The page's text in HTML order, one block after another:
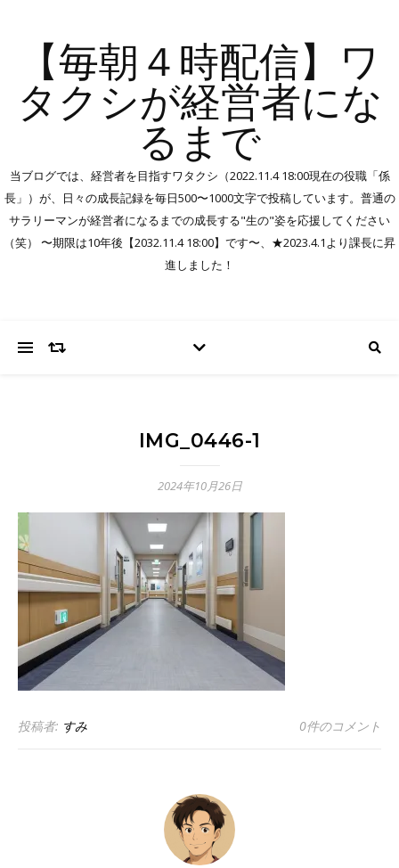
【毎朝４時配信】ワ
タクシが経営者にな
るまで
当ブログでは、経営者を目指すワタクシ（2022.11.4 18:00現在の役職「係
長」）が、日々の成長記録を毎日500〜1000文字で投稿しています。普通の
サラリーマンが経営者になるまでの成長する"生の"姿を応援してください
（笑） 〜期限は10年後【2032.11.4 18:00】です〜、★2023.4.1より課長に昇
進しました！
IMG_0446-1
2024年10月26日
投稿者: すみ 0件のコメント